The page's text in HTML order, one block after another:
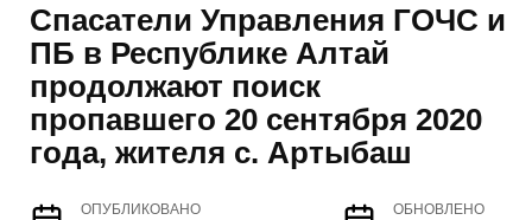
Спасатели Управления ГОЧС и
ПБ в Республике Алтай
продолжают поиск
пропавшего 20 сентября 2020
года, жителя с. Артыбаш
ОПУБЛИКОВАНО ОБНОВЛЕНО